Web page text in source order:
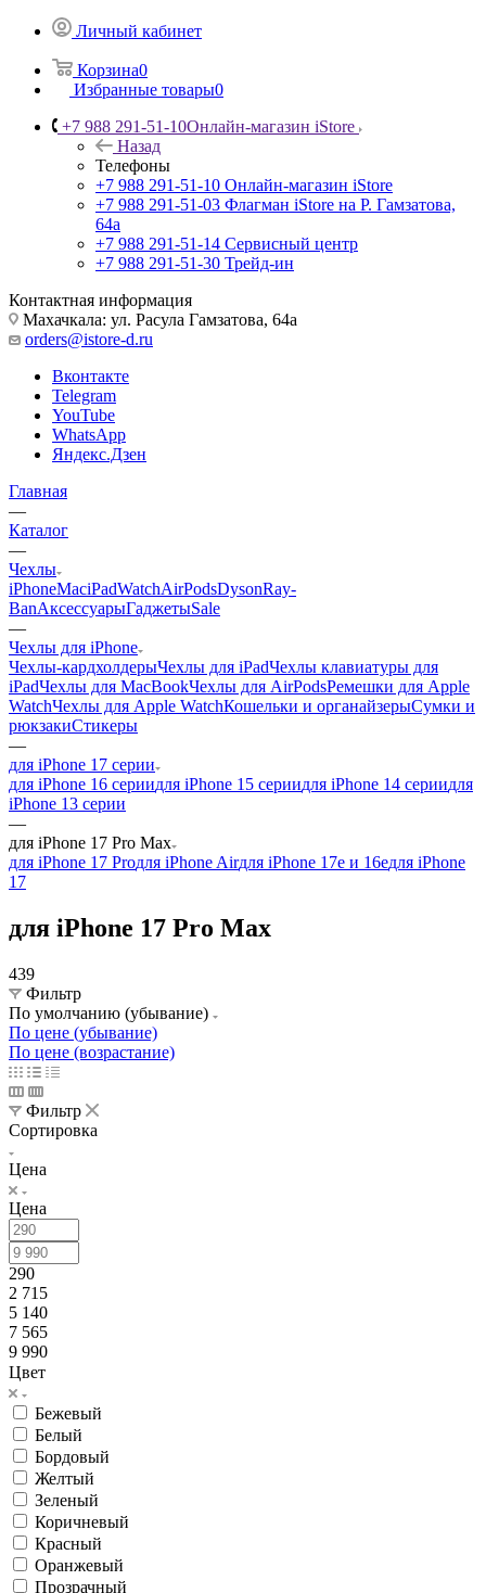
Личный кабинет
Корзина0
Избранные товары0
+7 988 291-51-10Онлайн-магазин iStore
Назад
Телефоны
+7 988 291-51-10 Онлайн-магазин iStore
+7 988 291-51-03 Флагман iStore на Р. Гамзатова,
64а
+7 988 291-51-14 Сервисный центр
+7 988 291-51-30 Трейд-ин
Контактная информация
Махачкала: ул. Расула Гамзатова, 64а
orders@istore-d.ru
Вконтакте
Telegram
YouTube
WhatsApp
Яндекс.Дзен
Главная
—
Каталог
—
Чехлы
iPhoneMaciPadWatchAirPodsDysonRay-
BanАксессуарыГаджетыSale
—
Чехлы для iPhone
Чехлы-кардхолдерыЧехлы для iPadЧехлы клавиатуры для
iPadЧехлы для MacBookЧехлы для AirPodsРемешки для Apple
WatchЧехлы для Apple WatchКошельки и органайзерыСумки и
рюкзакиСтикеры
—
для iPhone 17 серии
для iPhone 16 сериидля iPhone 15 сериидля iPhone 14 сериидля
iPhone 13 серии
—
для iPhone 17 Pro Max
для iPhone 17 Proдля iPhone Airдля iPhone 17e и 16eдля iPhone
17
для iPhone 17 Pro Max
439
Фильтр
По умолчанию (убывание)
По цене (убывание)
По цене (возрастание)
Фильтр
Сортировка
Цена
Цена
290
2 715
5 140
7 565
9 990
Цвет
Бежевый
Белый
Бордовый
Желтый
Зеленый
Коричневый
Красный
Оранжевый
Прозрачный